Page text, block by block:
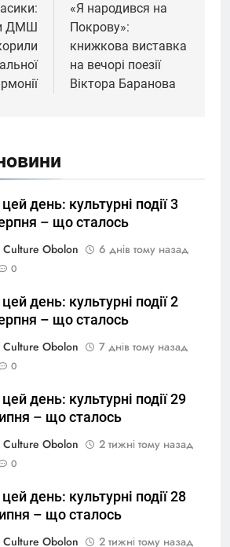
ДМШ
«Я народився на
Покрову»:
книжкова виставка
на вечорі поезії
Віктора Баранова
цей день: культурні події 3
– що сталось
Culture Obolon
6 днів тому назад
0
цей день: культурні події 2
– що сталось
Culture Obolon
7 днів тому назад
0
цей день: культурні події 29
– що сталось
Culture Obolon
2 тижні тому назад
0
цей день: культурні події 28
– що сталось
Culture Obolon
2 тижні тому назад